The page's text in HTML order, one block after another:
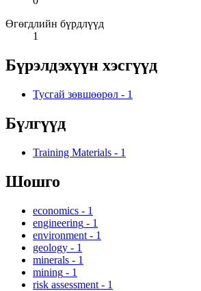
Өгөгдлийн бүрдлүүд
1
Бүрэлдэхүүн хэсгүүд
Тусгай зөвшөөрөл - 1
Бүлгүүд
Training Materials - 1
Шошго
economics - 1
engineering - 1
environment - 1
geology - 1
minerals - 1
mining - 1
risk assessment - 1